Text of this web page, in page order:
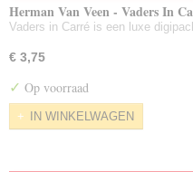
Herman Van Veen - Vaders In
Vaders in Carré is een luxe
€ 3,75
✓ Op voorraad
IN WINKELWAGEN